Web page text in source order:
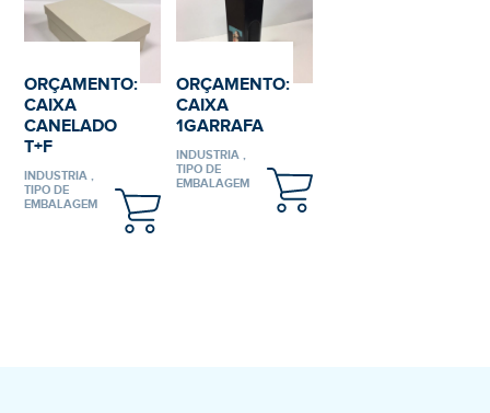
ORÇAMENTO:
CAIXA
CANELADO
T+F
INDUSTRIA ,
TIPO DE
EMBALAGEM
ORÇAMENTO:
CAIXA
1GARRAFA
INDUSTRIA ,
TIPO DE
EMBALAGEM